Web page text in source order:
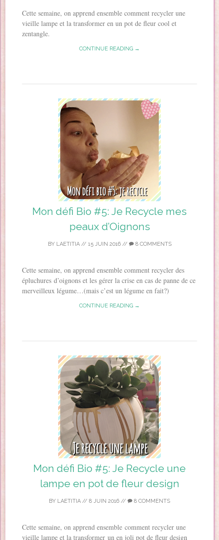
Cette semaine, on apprend ensemble comment recycler une
vieille lampe et la transformer en un pot de fleur cool et
zentangle.
CONTINUE READING →
Mon défi Bio #5: Je Recycle mes
peaux d’Oignons
BY LAETITIA// 15 JUIN 2016// 8 COMMENTS
Cette semaine, on apprend ensemble comment recycler des
épluchures d’oignons et les gérer la crise en cas de panne de ce
merveilleux légume…(mais c’est un légume en fait?)
CONTINUE READING →
Mon défi Bio #5: Je Recycle une
lampe en pot de fleur design
BY LAETITIA // 8 JUIN 2016 // 8 COMMENTS
Cette semaine, on apprend ensemble comment recycler une
vieille lampe et la transformer un en joli pot de fleur design